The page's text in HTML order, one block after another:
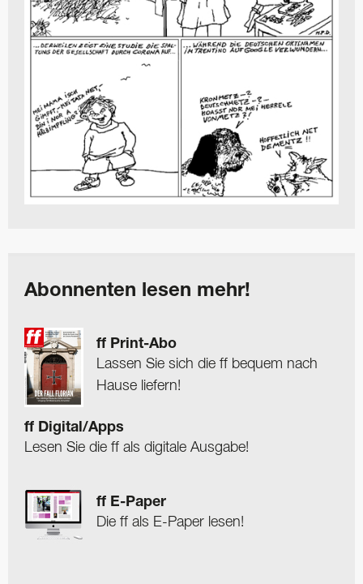
Abonnenten lesen mehr!
ff Print-Abo
Lassen Sie sich die ff bequem nach
Hause liefern!
ff Digital/Apps
Lesen Sie die ff als digitale Ausgabe!
ff E-Paper
Die ff als E-Paper lesen!